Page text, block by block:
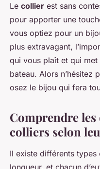
Le collier est sans
pour apporter une
vous optiez pour un
plus extravagant,
qui vous plaît et qui
bateau. Alors n’hésitez
osez le bijou qui fera
Comprendre
colliers selon
Il existe différents types